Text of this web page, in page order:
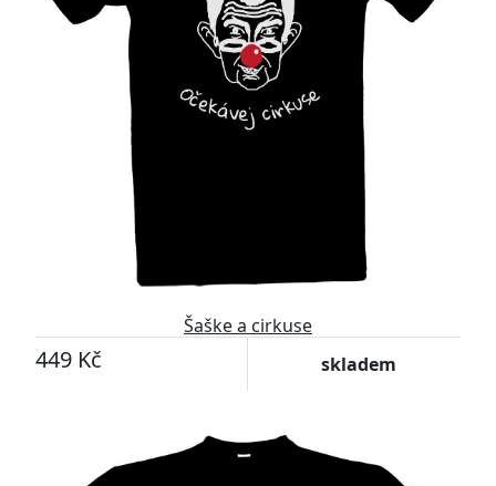
Šaške a cirkuse
449 Kč skladem